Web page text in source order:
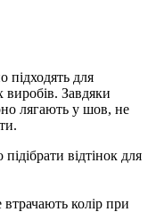
підходять для
виробів. Завдяки
лягають у шов, не
відтінок для
втрачають колір при